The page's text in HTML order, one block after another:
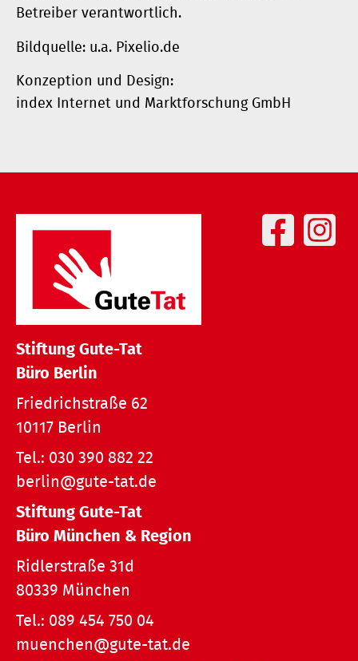
Betreiber verantwortlich.
Bildquelle: u.a. Pixelio.de
Konzeption und Design:
index Internet und Marktforschung GmbH
Stiftung Gute-Tat
Büro Berlin
Friedrichstraße 62
10117 Berlin
Tel.: 030 390 882 22
berlin@gute-tat.de
Stiftung Gute-Tat
Büro München & Region
Ridlerstraße 31d
80339 München
Tel.: 089 454 750 04
muenchen@gute-tat.de